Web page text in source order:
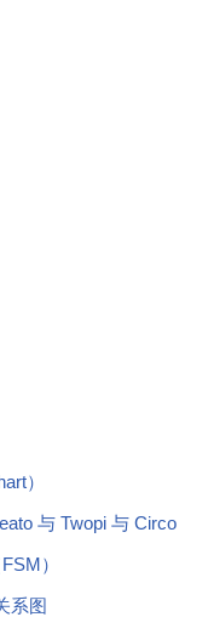
）
与 Twopi 与 Circo
）
系图